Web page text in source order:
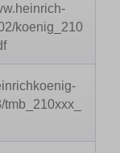
koenig_210